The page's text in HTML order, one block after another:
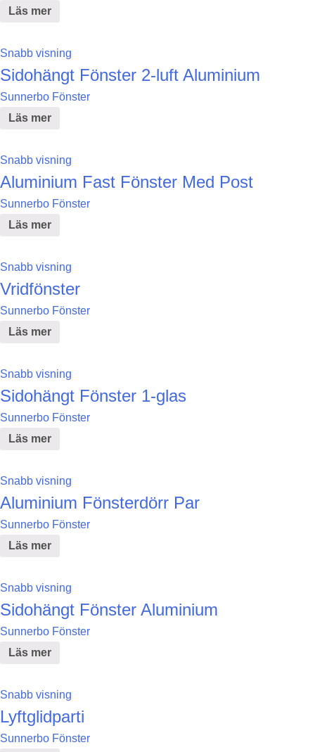
Läs mer
Snabb visning
Sidohängt Fönster 2-luft Aluminium
Sunnerbo Fönster
Läs mer
Snabb visning
Aluminium Fast Fönster Med Post
Sunnerbo Fönster
Läs mer
Snabb visning
Vridfönster
Sunnerbo Fönster
Läs mer
Snabb visning
Sidohängt Fönster 1-glas
Sunnerbo Fönster
Läs mer
Snabb visning
Aluminium Fönsterdörr Par
Sunnerbo Fönster
Läs mer
Snabb visning
Sidohängt Fönster Aluminium
Sunnerbo Fönster
Läs mer
Snabb visning
Lyftglidparti
Sunnerbo Fönster